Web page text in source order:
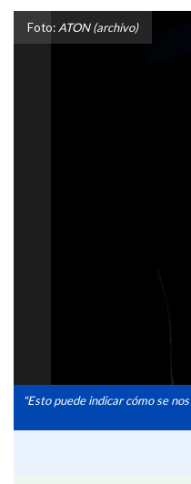
Foto: ATON (archivo)
"Esto puede indicar cómo se